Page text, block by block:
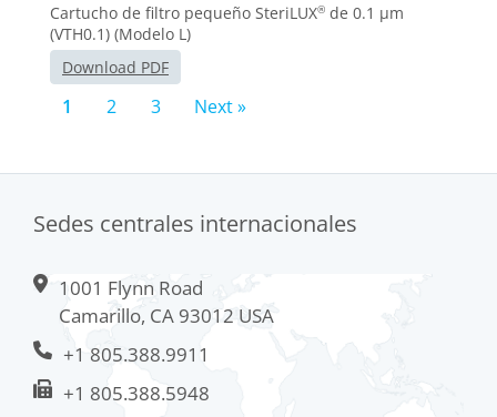
Cartucho de filtro pequeño SteriLUX® de 0.1 μm
(VTH0.1) (Modelo L)
Download PDF
1 2 3 Next »
Sedes centrales internacionales
1001 Flynn Road
Camarillo, CA 93012 USA
+1 805.388.9911
+1 805.388.5948